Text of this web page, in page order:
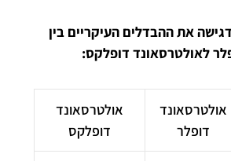
את ההבדלים העיקריים בין
לאולטרסאונד דופלקס:
אולטרסאונד
דופלר
אולטרסאונד
דופלקס